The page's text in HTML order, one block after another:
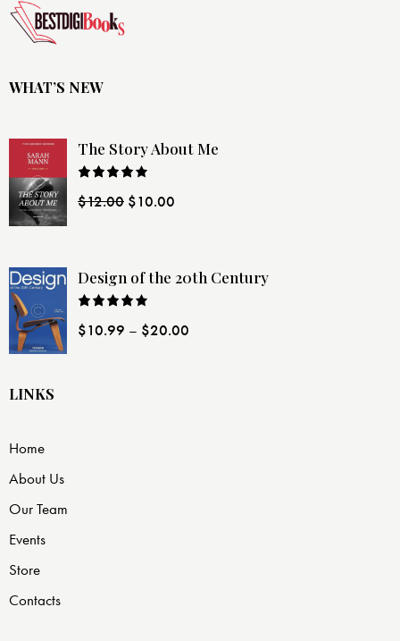
WHAT’S NEW
The Story About Me
4.00out
$12.00 $10.00
Design of the 20th Century
4.00out
$10.99 – $20.00
LINKS
Home
About Us
Our Team
Events
Store
Contacts